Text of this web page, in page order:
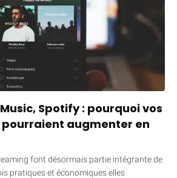
Spotify : pourquoi vos
augmenter en
font désormais partie intégrante de
pratiques et économiques elles